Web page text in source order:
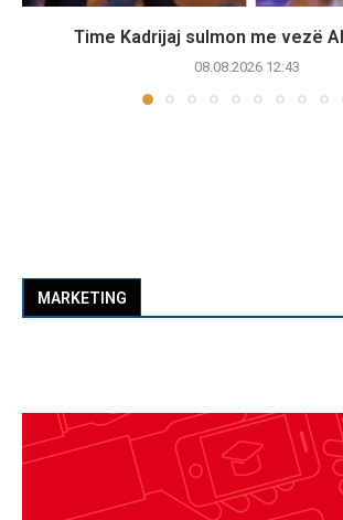
Time Kadrijaj sulmon me vezë
08.08.2026 12:43
MARKETING